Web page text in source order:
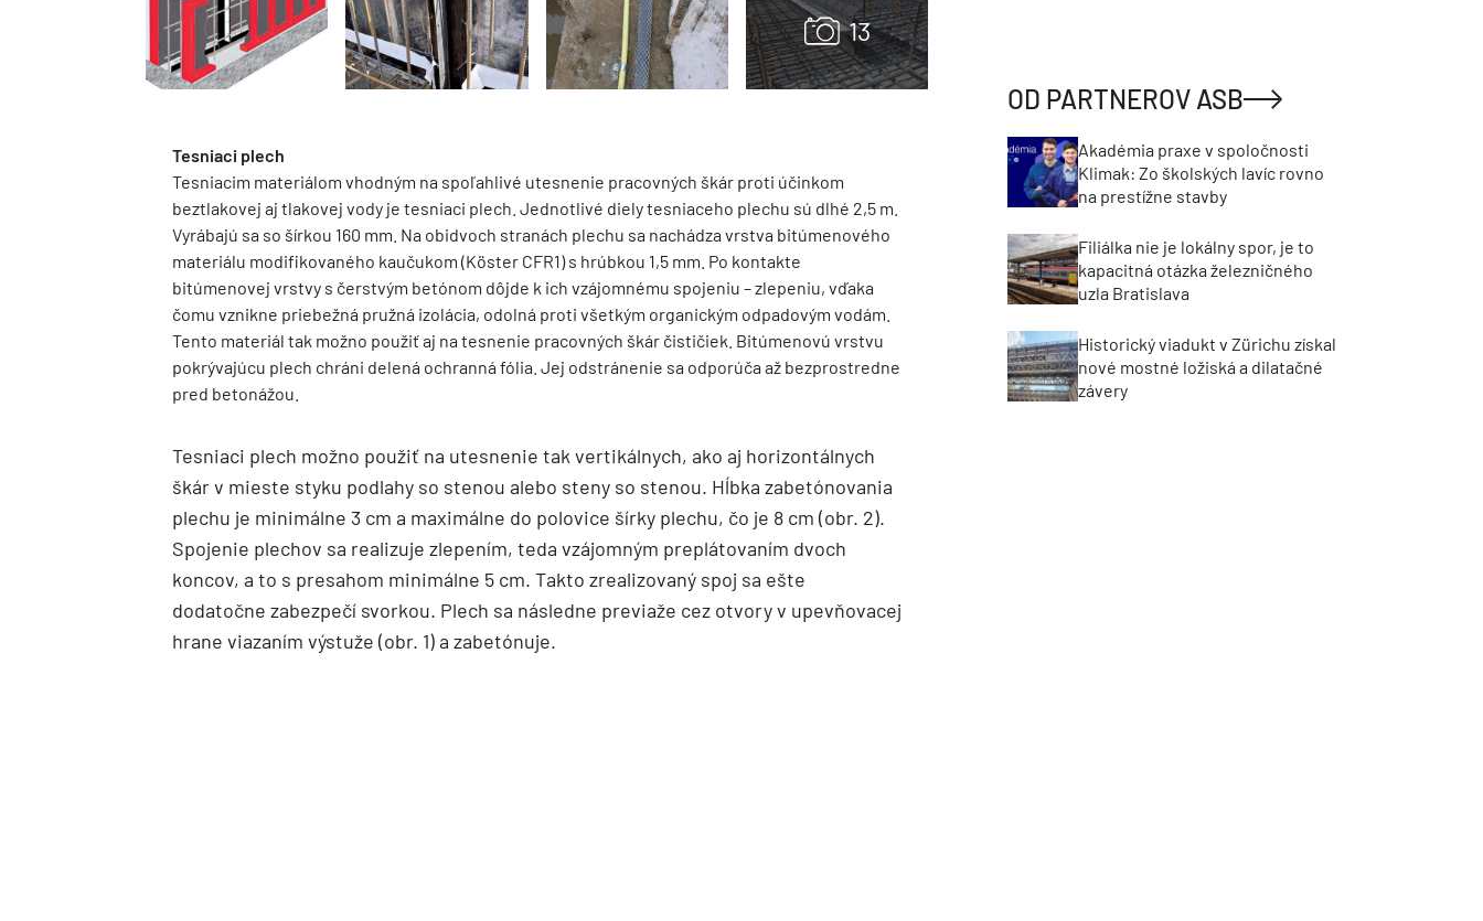
Tesniaci plech
Tesniacim materiálom vhodným na spoľahlivé utesnenie pracovných škár proti účinkom
beztlakovej aj tlakovej vody je tesniaci plech. Jednotlivé diely tesniaceho plechu sú dlhé 2,5 m.
Vyrábajú sa so šírkou 160 mm. Na obidvoch stranách plechu sa nachádza vrstva bitúmenového
materiálu modifikovaného kaučukom (Köster CFR1) s hrúbkou 1,5 mm. Po kontakte
bitúmenovej vrstvy s čerstvým betónom dôjde k ich vzájomnému spojeniu – zlepeniu, vďaka
čomu vznikne priebežná pružná izolácia, odolná proti všetkým organickým odpadovým vodám.
Tento materiál tak možno použiť aj na tesnenie pracovných škár čističiek. Bitúmenovú vrstvu
pokrývajúcu plech chráni delená ochranná fólia. Jej odstránenie sa odporúča až bezprostredne
pred betonážou.
Tesniaci plech možno použiť na utesnenie tak vertikálnych, ako aj horizontálnych
škár v mieste styku podlahy so stenou alebo steny so stenou. Hĺbka zabetónovania
plechu je minimálne 3 cm a maximálne do polovice šírky plechu, čo je 8 cm (obr. 2).
Spojenie plechov sa realizuje zlepením, teda vzájomným preplátovaním dvoch
koncov, a to s presahom minimálne 5 cm. Takto zrealizovaný spoj sa ešte
dodatočne zabezpečí svorkou. Plech sa následne previaže cez otvory v upevňovacej
hrane viazaním výstuže (obr. 1) a zabetónuje.
OD PARTNEROV ASB
Akadémia praxe v spoločnosti
Klimak: Zo školských lavíc rovno
na prestížne stavby
Filiálka nie je lokálny spor, je to
kapacitná otázka železničného
uzla Bratislava
Historický viadukt v Zürichu získal
nové mostné ložiská a dilatačné
závery